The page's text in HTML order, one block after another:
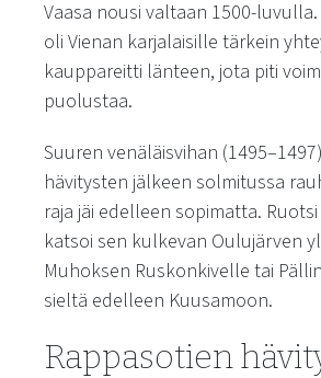
Vaasa nousi valtaan 1500-
oli Vienan karjalaisille tärkein
kauppareitti länteen, jota piti
puolustaa.
Suuren venäläisvihan
hävitysten jälkeen solmitussa
raja jäi edelleen sopimatta.
katsoi sen kulkevan Oulujärven
Muhoksen Ruskonkivelle tai
sieltä edelleen Kuusamoon.
Rappasotien